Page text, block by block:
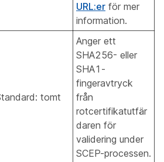
URL:er för mer
information.
tomt
Anger ett
SHA256- eller
SHA1-
fingeravtryck
från
rotcertifikatutfär
daren för
validering under
SCEP-processen.